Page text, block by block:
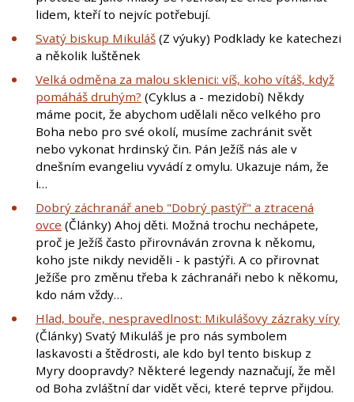
lidem, kteří to nejvíc potřebují.
Svatý biskup Mikuláš (Z výuky) Podklady ke katechezi
a několik luštěnek
Velká odměna za malou sklenici: víš, koho vítáš, když
pomáháš druhým? (Cyklus a - mezidobí) Někdy
máme pocit, že abychom udělali něco velkého pro
Boha nebo pro své okolí, musíme zachránit svět
nebo vykonat hrdinský čin. Pán Ježíš nás ale v
dnešním evangeliu vyvádí z omylu. Ukazuje nám, že
i…
Dobrý záchranář aneb "Dobrý pastýř" a ztracená
ovce (Články) Ahoj děti. Možná trochu nechápete,
proč je Ježíš často přirovnáván zrovna k někomu,
koho jste nikdy neviděli - k pastýři. A co přirovnat
Ježíše pro změnu třeba k záchranáři nebo k někomu,
kdo nám vždy…
Hlad, bouře, nespravedlnost: Mikulášovy zázraky víry
(Články) Svatý Mikuláš je pro nás symbolem
laskavosti a štědrosti, ale kdo byl tento biskup z
Myry doopravdy? Některé legendy naznačují, že měl
od Boha zvláštní dar vidět věci, které teprve přijdou.